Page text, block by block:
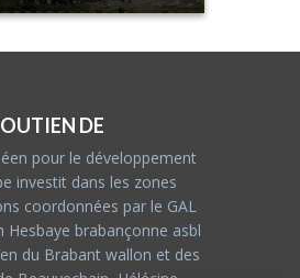
DE
pour le développement
investit dans les zones
coordonnées par le GAL
Hesbaye brabançonne asbl
du Brabant wallon et des